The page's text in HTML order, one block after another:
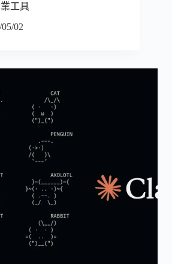
工具
02